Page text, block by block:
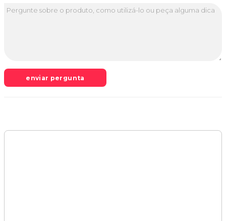
enviar pergunta